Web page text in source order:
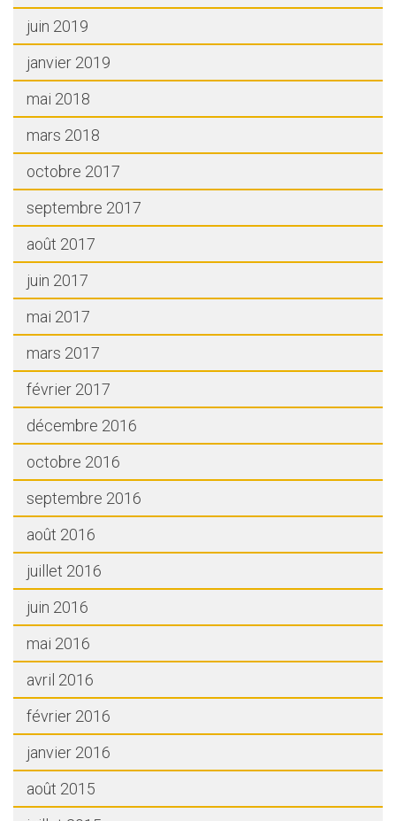
juin 2019
janvier 2019
mai 2018
mars 2018
octobre 2017
septembre 2017
août 2017
juin 2017
mai 2017
mars 2017
février 2017
décembre 2016
octobre 2016
septembre 2016
août 2016
juillet 2016
juin 2016
mai 2016
avril 2016
février 2016
janvier 2016
août 2015